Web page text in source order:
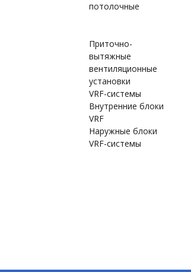
потолочные
Приточно-
вытяжные
вентиляционные
установки
VRF-системы
Внутренние блоки
VRF
Наружные блоки
VRF-системы